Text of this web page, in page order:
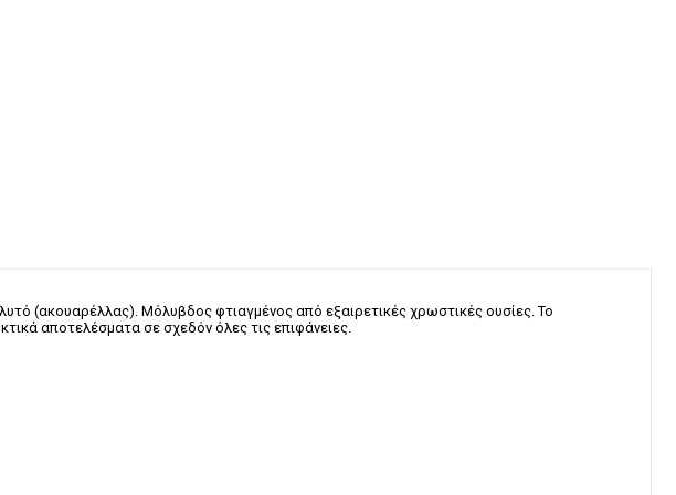
(ακουαρέλλας). Μόλυβδος φτιαγμένος από εξαιρετικές χρωστικές ουσίες. Το
αποτελέσματα σε σχεδόν όλες τις επιφάνειες.